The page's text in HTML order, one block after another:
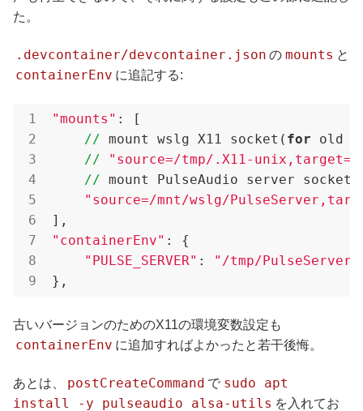
た。
.devcontainer/devcontainer.json の mounts と
containerEnv に追記する:
"mounts" : [
// mount wslg X11 socket( for old
//
"source=/tmp/.X11-unix,target=/
// mount PulseAudio server socket
"source=/mnt/wslg/
"containerEnv" : {
"PULSE_SERVER" :
"/tmp/PulseServer"
},
古いバージョンのためのX11の環境変数設定も
containerEnv に追加すればよかったと若干後悔。
あとは、 postCreateCommand で sudo apt
install -y pulseaudio alsa-utils を入れてお